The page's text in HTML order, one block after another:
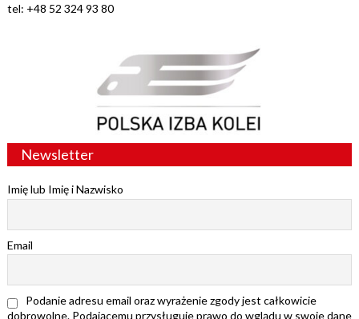
tel: +48 52 324 93 80
Newsletter
Imię lub Imię i Nazwisko
Email
Podanie adresu email oraz wyrażenie zgody jest całkowicie
dobrowolne. Podającemu przysługuje prawo do wglądu w swoje dane